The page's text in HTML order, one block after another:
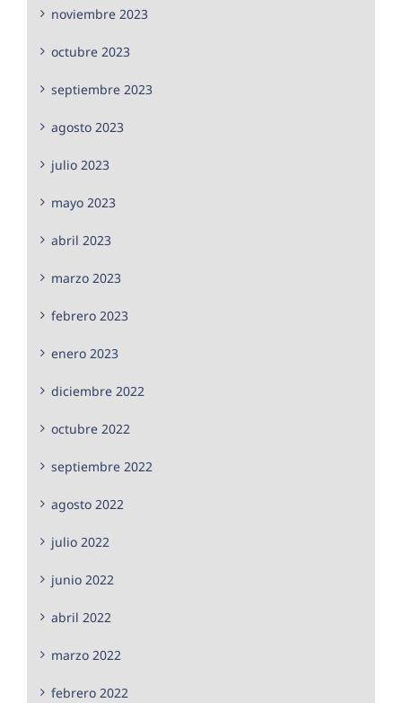
noviembre 2023
octubre 2023
septiembre 2023
agosto 2023
julio 2023
mayo 2023
abril 2023
marzo 2023
febrero 2023
enero 2023
diciembre 2022
octubre 2022
septiembre 2022
agosto 2022
julio 2022
junio 2022
abril 2022
marzo 2022
febrero 2022